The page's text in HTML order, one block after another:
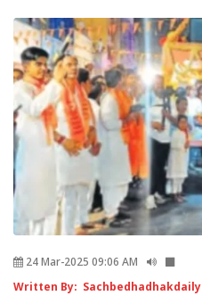
24 Mar-2025 09:06 AM
Written By: Sachbedhadhakdaily